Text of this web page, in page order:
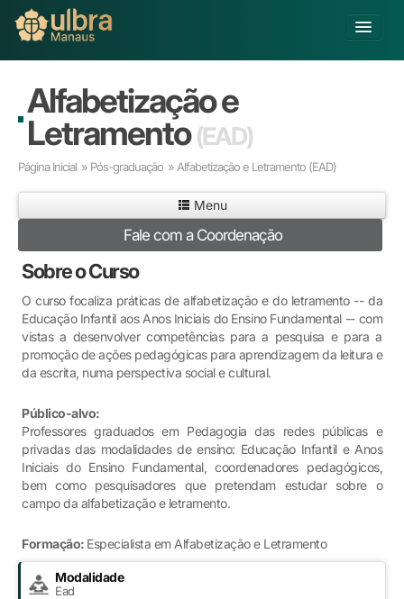
Buscar
Já sou Aluno
Matricule-se
Educação Básica
Pós-graduação
Educação a Distância
Pesquisa
Extensão
Infraestrutura e Serviços
Inovação
Alfabetização e
Letramento(EAD)
Página Inicial » Pós-graduação » Alfabetização e Letramento (EAD)
Menu
Fale com a Coordenação
Sobre o Curso
O curso focaliza práticas de alfabetização e do letramento -- da
Educação Infantil aos Anos Iniciais do Ensino Fundamental -- com
vistas a desenvolver competências para a pesquisa e para a
promoção de ações pedagógicas para aprendizagem da leitura e
da escrita, numa perspectiva social e cultural.
Público-alvo:
Professores graduados em Pedagogia das redes públicas e
privadas das modalidades de ensino: Educação Infantil e Anos
Iniciais do Ensino Fundamental, coordenadores pedagógicos,
bem como pesquisadores que pretendam estudar sobre o
campo da alfabetização e letramento.
Formação: Especialista em Alfabetização e Letramento
Modalidade
Ead